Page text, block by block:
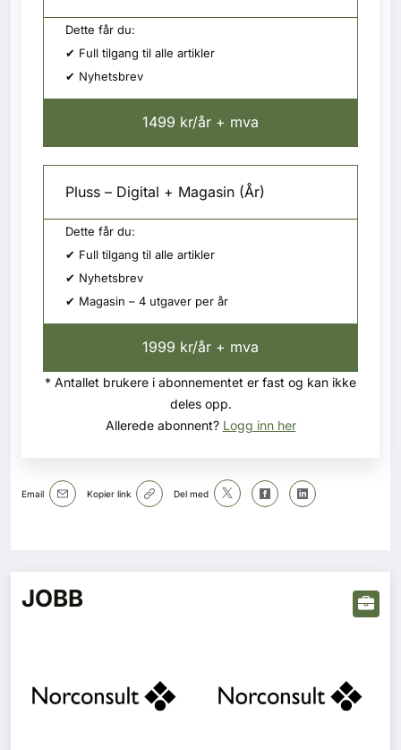
Dette får du:
✔ Full tilgang til alle artikler
✔ Nyhetsbrev
1499 kr/år + mva
Pluss – Digital + Magasin (År)
Dette får du:
✔ Full tilgang til alle artikler
✔ Nyhetsbrev
✔ Magasin – 4 utgaver per år
1999 kr/år + mva
* Antallet brukere i abonnementet er fast og kan ikke
deles opp.
Allerede abonnent? Logg inn her
Email Kopier link Del med
JOBB